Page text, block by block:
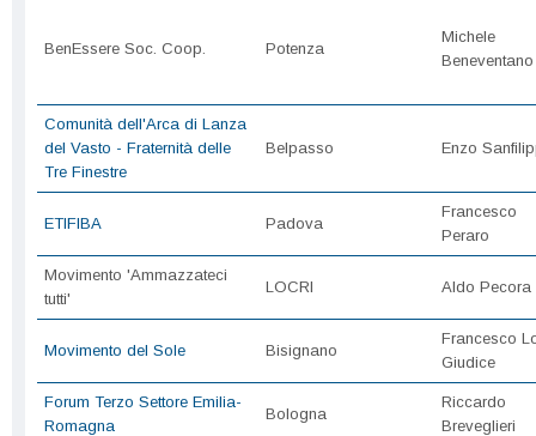
BenEssere Soc. Coop. Potenza
Michele
Beneventano
Comunità dell'Arca di Lanza
del Vasto - Fraternità delle
Tre Finestre
Belpasso Enzo
ETIFIBA Padova
Francesco
Peraro
Movimento 'Ammazzateci
tutti'
LOCRI Aldo Pecora
Movimento del Sole Bisignano
Francesco
Giudice
Forum Terzo Settore Emilia-
Romagna
Bologna
Riccardo
Breveglieri